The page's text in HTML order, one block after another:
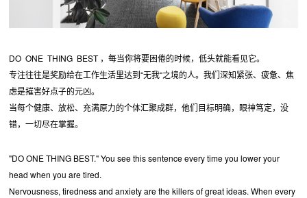
DO ONE THING BEST ，每当你将要困倦的时候，低头就能看见它。
专注往往是奖励给在工作生活里达到“无我“之境的人。我们深知紧张、疲惫、焦
虑是摧害好点子的元凶。
当每个健康、放松、充满原力的个体汇聚成群，他们目标明确，眼神笃定，没
错，一切尽在掌握。
"DO ONE THING BEST." You see this sentence every time you lower your
head when you are tired.
Nervousness, tiredness and anxiety are the killers of great ideas. When every